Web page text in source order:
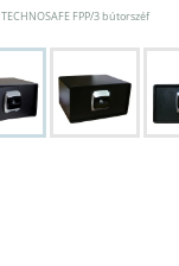
TECHNOSAFE FPP/3 bútorszéf